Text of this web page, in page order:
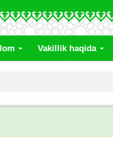
Vakillik haqida